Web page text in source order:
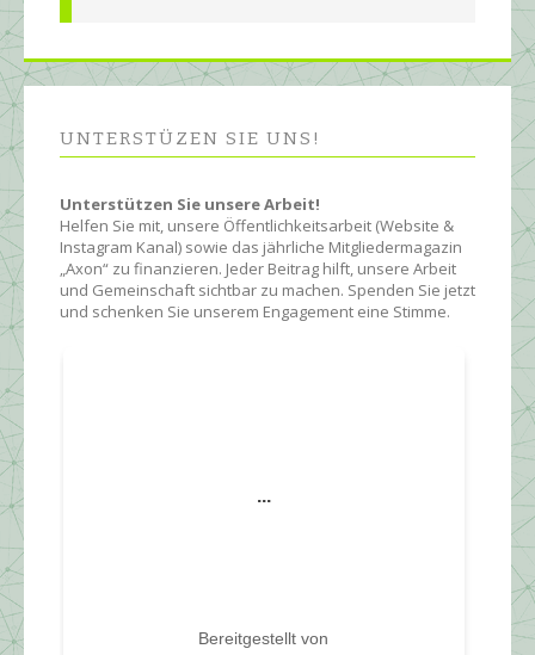
UNTERSTÜZEN SIE UNS!
Unterstützen Sie unsere Arbeit!
Helfen Sie mit, unsere Öffentlichkeitsarbeit (Website &
Instagram Kanal) sowie das jährliche Mitgliedermagazin
„Axon“ zu finanzieren. Jeder Beitrag hilft, unsere Arbeit
und Gemeinschaft sichtbar zu machen. Spenden Sie jetzt
und schenken Sie unserem Engagement eine Stimme.